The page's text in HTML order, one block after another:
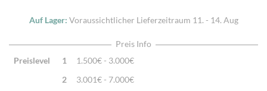
Auf Lager: Voraussichtlicher Lieferzeitraum 11. - 14. Aug
Preis Info
Preislevel
1
1.500€ - 3.000€
2
3.001€ - 7.000€